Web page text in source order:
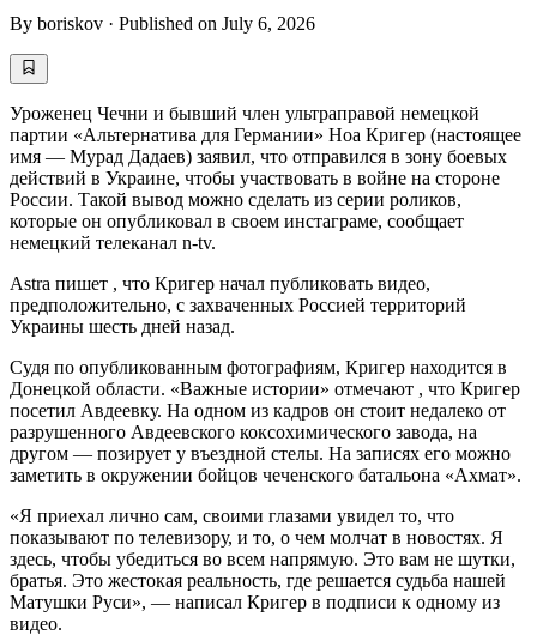
By boriskov · Published on July 6, 2026
Уроженец Чечни и бывший член ультраправой немецкой
партии «Альтернатива для Германии» Ноа Кригер (настоящее
имя — Мурад Дадаев) заявил, что отправился в зону боевых
действий в Украине, чтобы участвовать в войне на стороне
России. Такой вывод можно сделать из серии роликов,
которые он опубликовал в своем инстаграме, сообщает
немецкий телеканал n-tv.
Astra пишет , что Кригер начал публиковать видео,
предположительно, с захваченных Россией территорий
Украины шесть дней назад.
Судя по опубликованным фотографиям, Кригер находится в
Донецкой области. «Важные истории» отмечают , что Кригер
посетил Авдеевку. На одном из кадров он стоит недалеко от
разрушенного Авдеевского коксохимического завода, на
другом — позирует у въездной стелы. На записях его можно
заметить в окружении бойцов чеченского батальона «Ахмат».
«Я приехал лично сам, своими глазами увидел то, что
показывают по телевизору, и то, о чем молчат в новостях. Я
здесь, чтобы убедиться во всем напрямую. Это вам не шутки,
братья. Это жестокая реальность, где решается судьба нашей
Матушки Руси», — написал Кригер в подписи к одному из
видео.